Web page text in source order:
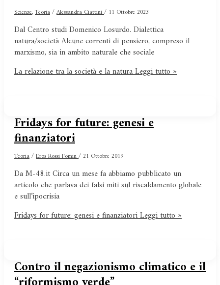
Scienze,Teoria/Alessandra Ciattini/ 11 Ottobre 2023
Dal Centro studi Domenico Losurdo. Dialettica
natura/società Alcune correnti di pensiero, compreso il
marxismo, sia in ambito naturale che sociale
La relazione tra la società e la naturaLeggi tutto »
Fridays for future: genesi e
finanziatori
Teoria/Eros Rossi Fomin/21 Ottobre 2019
Da M-48.it Circa un mese fa abbiamo pubblicato un
articolo che parlava dei falsi miti sul riscaldamento globale
e sull’ipocrisia
Fridays for future: genesi e finanziatoriLeggi tutto »
Contro il negazionismo climatico e il